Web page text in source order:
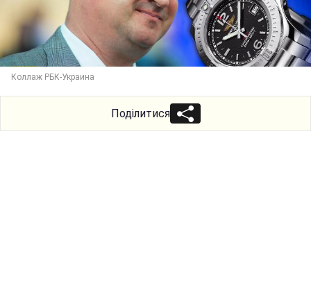
Коллаж РБК-Украина
Поділитися